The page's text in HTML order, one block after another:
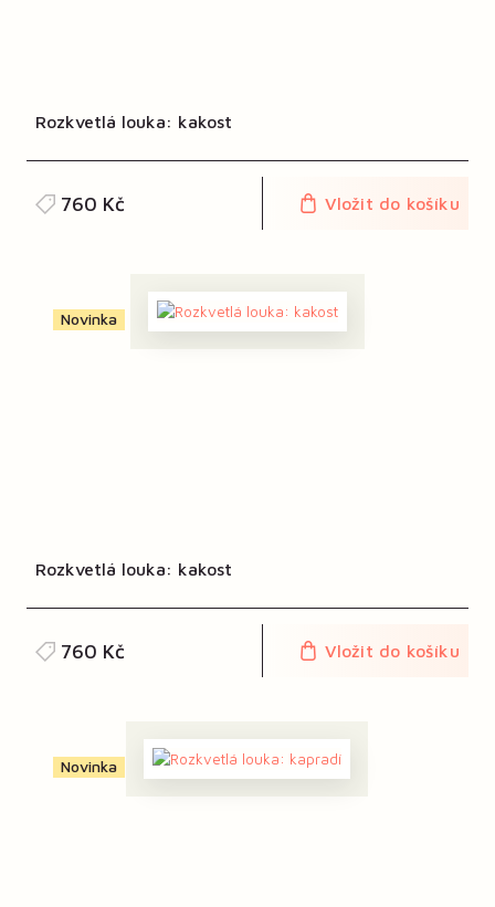
Rozkvetlá louka: kakost
760 Kč Vložit do košíku
Novinka
Rozkvetlá louka: kakost
760 Kč Vložit do košíku
Novinka